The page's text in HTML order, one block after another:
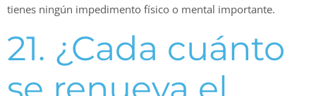
tienes ningún impedimento físico o mental importante.
21. ¿Cada cuánto